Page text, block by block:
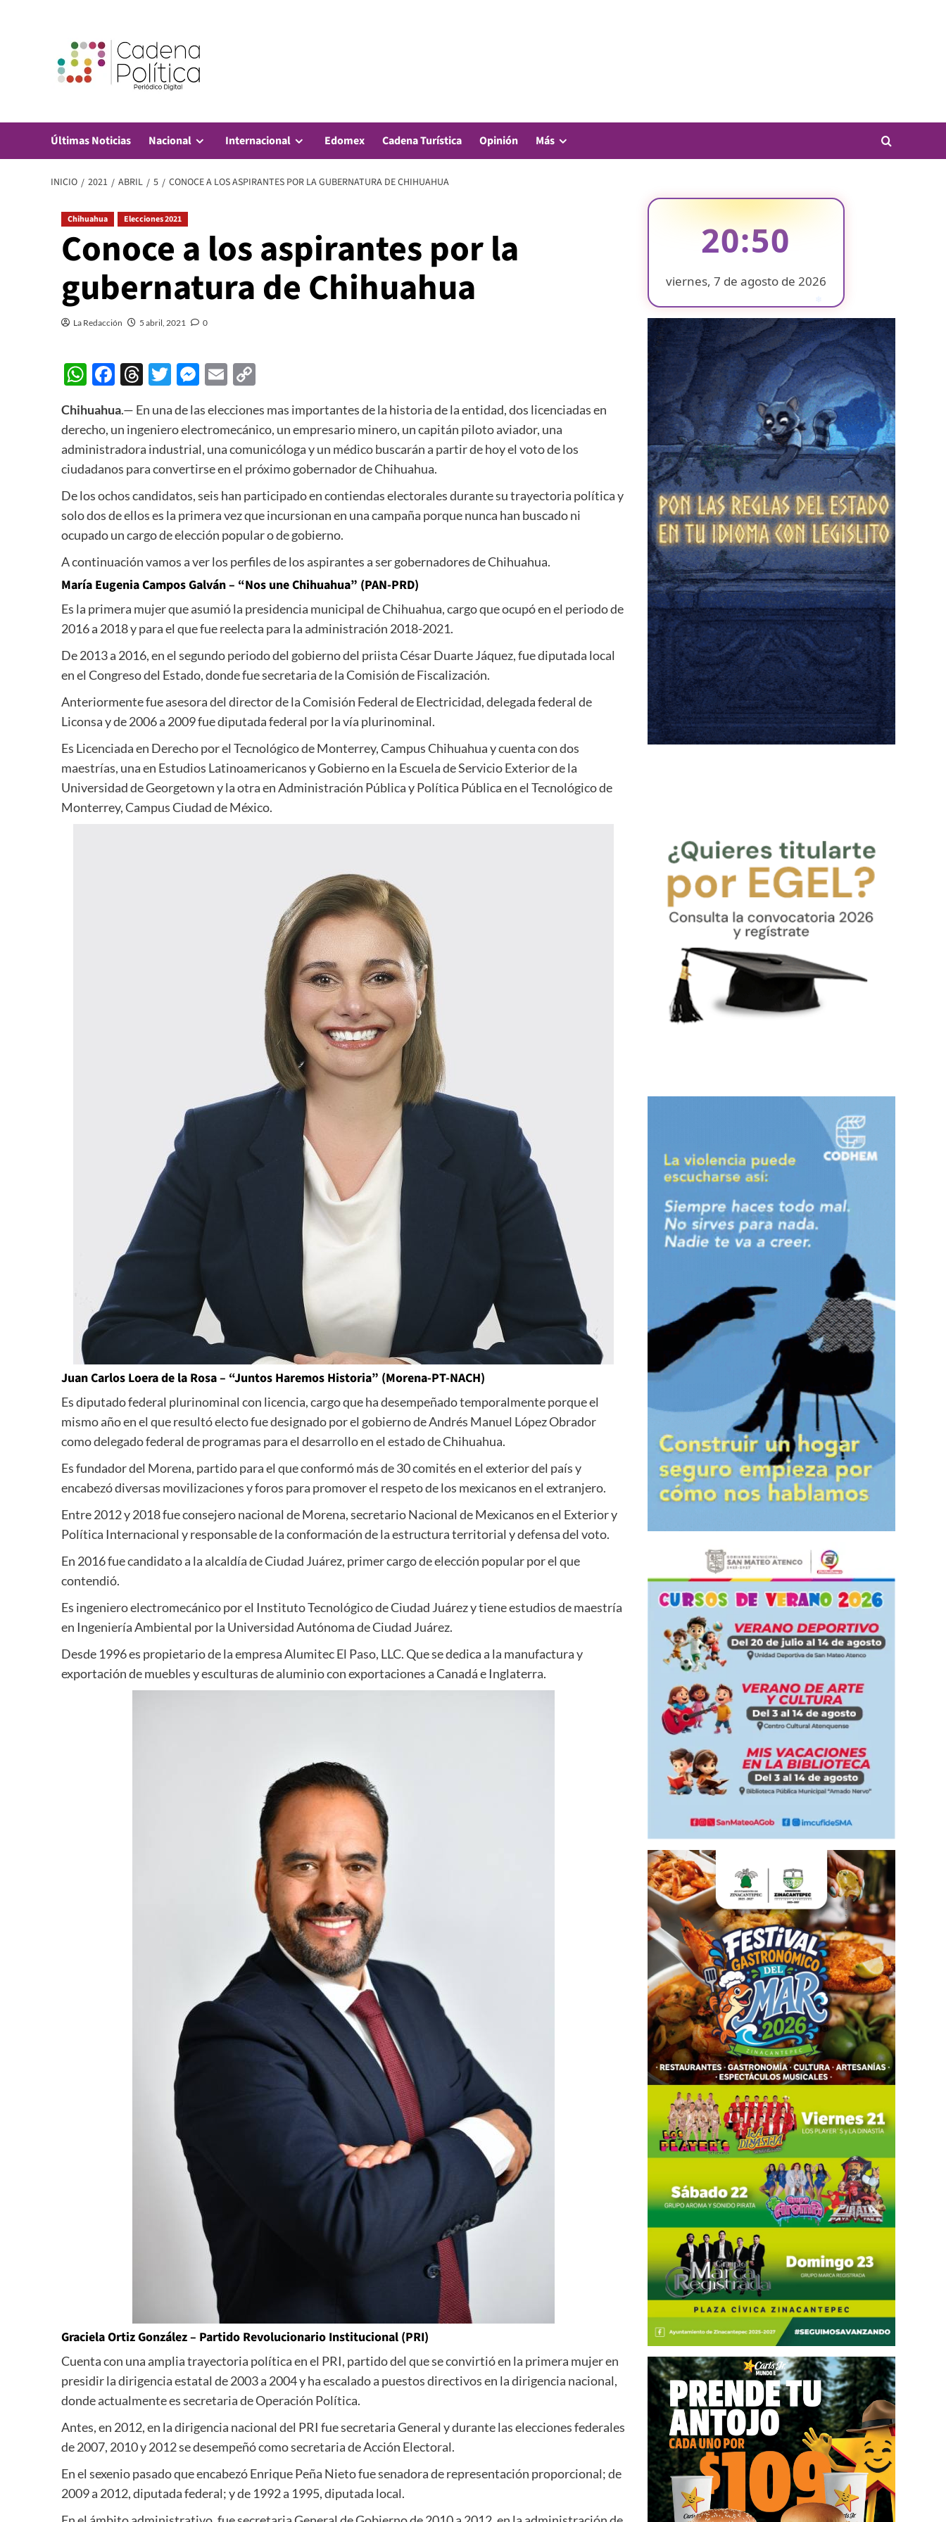
Últimas Noticias Nacional Internacional Edomex Cadena Turística Opinión Más
INICIO 2021 ABRIL 5 CONOCE A LOS ASPIRANTES POR LA GUBERNATURA DE CHIHUAHUA
Chihuahua Elecciones 2021
Conoce a los aspirantes por la
gubernatura de Chihuahua
La Redacción 5 abril, 2021 0
WhatsApp
Facebook
Threads
Twitter
Messenger
Email
Chihuahua.— En una de las elecciones mas importantes de la historia de la entidad, dos licenciadas en
derecho, un ingeniero electromecánico, un empresario minero, un capitán piloto aviador, una
administradora industrial, una comunicóloga y un médico buscarán a partir de hoy el voto de los
ciudadanos para convertirse en el próximo gobernador de Chihuahua.
De los ochos candidatos, seis han participado en contiendas electorales durante su trayectoria política y
solo dos de ellos es la primera vez que incursionan en una campaña porque nunca han buscado ni
ocupado un cargo de elección popular o de gobierno.
A continuación vamos a ver los perfiles de los aspirantes a ser gobernadores de Chihuahua.
María Eugenia Campos Galván – “Nos une Chihuahua” (PAN-PRD)
Es la primera mujer que asumió la presidencia municipal de Chihuahua, cargo que ocupó en el periodo de
2016 a 2018 y para el que fue reelecta para la administración 2018-2021.
De 2013 a 2016, en el segundo periodo del gobierno del priista César Duarte Jáquez, fue diputada local
en el Congreso del Estado, donde fue secretaria de la Comisión de Fiscalización.
Anteriormente fue asesora del director de la Comisión Federal de Electricidad, delegada federal de
Liconsa y de 2006 a 2009 fue diputada federal por la vía plurinominal.
Es Licenciada en Derecho por el Tecnológico de Monterrey, Campus Chihuahua y cuenta con dos
maestrías, una en Estudios Latinoamericanos y Gobierno en la Escuela de Servicio Exterior de la
Universidad de Georgetown y la otra en Administración Pública y Política Pública en el Tecnológico de
Monterrey, Campus Ciudad de México.
Juan Carlos Loera de la Rosa – “Juntos Haremos Historia” (Morena-PT-NACH)
Es diputado federal plurinominal con licencia, cargo que ha desempeñado temporalmente porque el
mismo año en el que resultó electo fue designado por el gobierno de Andrés Manuel López Obrador
como delegado federal de programas para el desarrollo en el estado de Chihuahua.
Es fundador del Morena, partido para el que conformó más de 30 comités en el exterior del país y
encabezó diversas movilizaciones y foros para promover el respeto de los mexicanos en el extranjero.
Entre 2012 y 2018 fue consejero nacional de Morena, secretario Nacional de Mexicanos en el Exterior y
Política Internacional y responsable de la conformación de la estructura territorial y defensa del voto.
En 2016 fue candidato a la alcaldía de Ciudad Juárez, primer cargo de elección popular por el que
contendió.
Es ingeniero electromecánico por el Instituto Tecnológico de Ciudad Juárez y tiene estudios de maestría
en Ingeniería Ambiental por la Universidad Autónoma de Ciudad Juárez.
Desde 1996 es propietario de la empresa Alumitec El Paso, LLC. Que se dedica a la manufactura y
exportación de muebles y esculturas de aluminio con exportaciones a Canadá e Inglaterra.
Graciela Ortiz González – Partido Revolucionario Institucional (PRI)
Cuenta con una amplia trayectoria política en el PRI, partido del que se convirtió en la primera mujer en
presidir la dirigencia estatal de 2003 a 2004 y ha escalado a puestos directivos en la dirigencia nacional,
donde actualmente es secretaria de Operación Política.
Antes, en 2012, en la dirigencia nacional del PRI fue secretaria General y durante las elecciones federales
de 2007, 2010 y 2012 se desempeñó como secretaria de Acción Electoral.
En el sexenio pasado que encabezó Enrique Peña Nieto fue senadora de representación proporcional; de
2009 a 2012, diputada federal; y de 1992 a 1995, diputada local.
20:50
viernes, 7 de agosto de 2026
❄
❄
❄
❄
❄
❄